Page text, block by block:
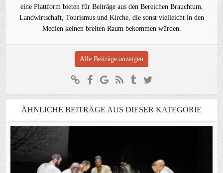
eine Plattform bieten für Beiträge aus den Bereichen Brauchtum,
Landwirtschaft, Tourismus und Kirche, die sonst vielleicht in den
Medien keinen breiten Raum bekommen würden.
Alle Beiträge anzeigen
ÄHNLICHE BEITRÄGE AUS DIESER KATEGORIE